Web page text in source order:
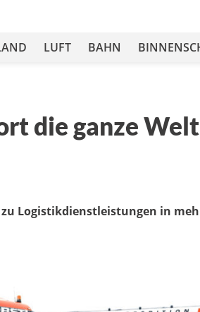
LUFT BAHN
die ganze Welt
Logistikdienstleistungen in